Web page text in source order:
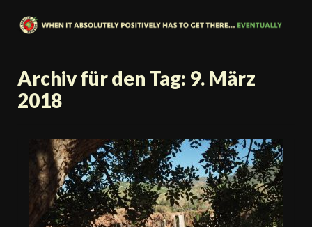
Archiv für den Tag: 9. März
2018